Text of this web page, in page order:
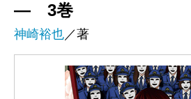
― 3巻
神崎裕也／著